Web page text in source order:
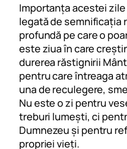
Importanța acestei
legată de semnificația
profundă pe care o
este ziua în care
durerea răstignirii
pentru care întreaga
una de reculegere,
Nu este o zi pentru
treburi lumești, ci
Dumnezeu și pentru
propriei vieți.